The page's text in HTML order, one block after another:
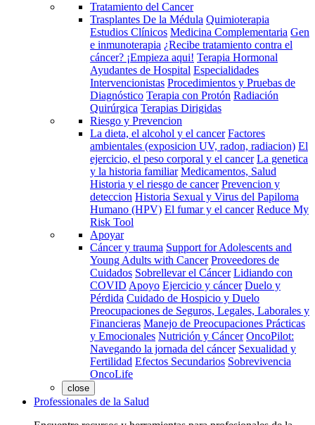
Tratamiento del Cancer
Trasplantes De la Médula Quimioterapia
Estudios Clínicos Medicina Complementaria Gen
e inmunoterapia ¿Recibe tratamiento contra el
cáncer? ¡Empieza aqui! Terapia Hormonal
Ayudantes de Hospital Especialidades
Intervencionistas Procedimientos y Pruebas de
Diagnóstico Terapia con Protón Radiación
Quirúrgica Terapias Dirigidas
Riesgo y Prevencion
La dieta, el alcohol y el cancer Factores
ambientales (exposicion UV, radon, radiacion) El
ejercicio, el peso corporal y el cancer La genetica
y la historia familiar Medicamentos, Salud
Historia y el riesgo de cancer Prevencion y
deteccion Historia Sexual y Virus del Papiloma
Humano (HPV) El fumar y el cancer Reduce My
Risk Tool
Apoyar
Cáncer y trauma Support for Adolescents and
Young Adults with Cancer Proveedores de
Cuidados Sobrellevar el Cáncer Lidiando con
COVID Apoyo Ejercicio y cáncer Duelo y
Pérdida Cuidado de Hospicio y Duelo
Preocupaciones de Seguros, Legales, Laborales y
Financieras Manejo de Preocupaciones Prácticas
y Emocionales Nutrición y Cáncer OncoPilot:
Navegando la jornada del cáncer Sexualidad y
Fertilidad Efectos Secundarios Sobrevivencia
OncoLife
close
Professionales de la Salud